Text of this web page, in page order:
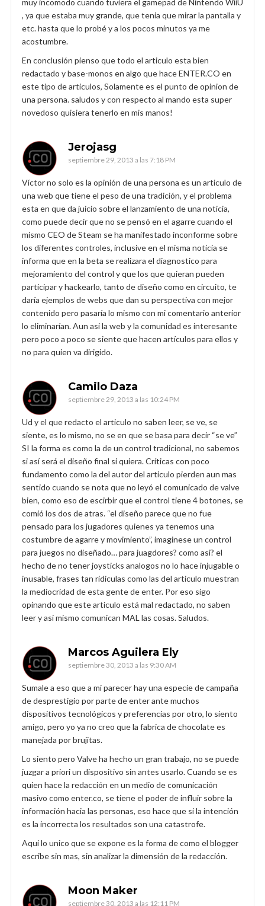
, ya que estaba muy grande, que tenia que mirar la pantalla y
etc. hasta que lo probé y a los pocos minutos ya me
acostumbre.
En conclusión pienso que todo el articulo esta bien
redactado y base-monos en algo que hace ENTER.CO en
este tipo de articulos, Solamente es el punto de opinion de
una persona. saludos y con respecto al mando esta super
novedoso quisiera tenerlo en mis manos!
Jerojasg
septiembre 29, 2013 a las 7:18 PM
Víctor no solo es la opinión de una persona es un articulo de
una web que tiene el peso de una tradición, y el problema
esta en que da juicio sobre el lanzamiento de una noticia,
como puede decir que no se pensó en el agarre cuando el
mismo CEO de Steam se ha manifestado inconforme sobre
los diferentes controles, inclusive en el misma noticia se
informa que en la beta se realizara el diagnostico para
mejoramiento del control y que los que quieran pueden
participar y hackearlo, tanto de diseño como en circuito, te
daría ejemplos de webs que dan su perspectiva con mejor
contenido pero pasaría lo mismo con mi comentario anterior
lo eliminarían. Aun asi la web y la comunidad es interesante
pero poco a poco se siente que hacen artículos para ellos y
no para quien va dirigido.
Camilo Daza
septiembre 29, 2013 a las 10:24 PM
Ud y el que redacto el articulo no saben leer, se ve, se
siente, es lo mismo, no se en que se basa para decir “se ve”
SI la forma es como la de un control tradicional, no sabemos
si así será el diseño final si quiera. Críticas con poco
fundamento como la del autor del articulo pierden aun mas
sentido cuando se nota que no leyó el comunicado de valve
bien, como eso de escirbir que el control tiene 4 botones, se
comió los dos de atras. “el diseño parece que no fue
pensado para los jugadores quienes ya tenemos una
costumbre de agarre y movimiento”, imaginese un control
para juegos no diseñado… para juagdores? como asi? el
hecho de no tener joysticks analogos no lo hace injugable o
inusable, frases tan ridiculas como las del articulo muestran
la mediocridad de esta gente de enter. Por eso sigo
opinando que este articulo está mal redactado, no saben
leer y asi mismo comunican MAL las cosas. Saludos.
Marcos Aguilera Ely
septiembre 30, 2013 a las 9:30 AM
Sumale a eso que a mi parecer hay una especie de campaña
de desprestigio por parte de enter ante muchos
dispositivos tecnológicos y preferencias por otro, lo siento
amigo, pero yo ya no creo que la fabrica de chocolate es
manejada por brujitas.
Lo siento pero Valve ha hecho un gran trabajo, no se puede
juzgar a priori un dispositivo sin antes usarlo. Cuando se es
quien hace la redacción en un medio de comunicación
masivo como enter.co, se tiene el poder de influir sobre la
información hacia las personas, eso hace que si la intención
es la incorrecta los resultados son una catastrofe.
Aqui lo unico que se expone es la forma de como el blogger
escribe sin mas, sin analizar la dimensión de la redacción.
Moon Maker
septiembre 30, 2013 a las 12:11 PM